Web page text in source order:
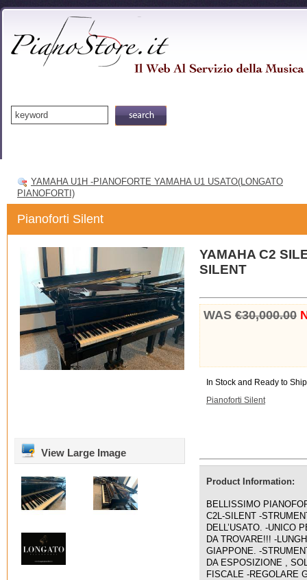
YAMAHA U1H -PIANOFORTE YAMAHA U1 USATO(LONGATO
PIANOFORTI)
Pianoforti Silent
View Large Image
YAMAHA C2
SILENT
WAS €30,000.00
In Stock and Ready to
Pianoforti Silent
Product Information:
BELLISSIMO
C2L-SILENT -
DELL’USATO. -UNICO
DA TROVARE!!! -
GIAPPONE. -
DA ESPOSIZIONE ,
FISCALE -REGOLARE